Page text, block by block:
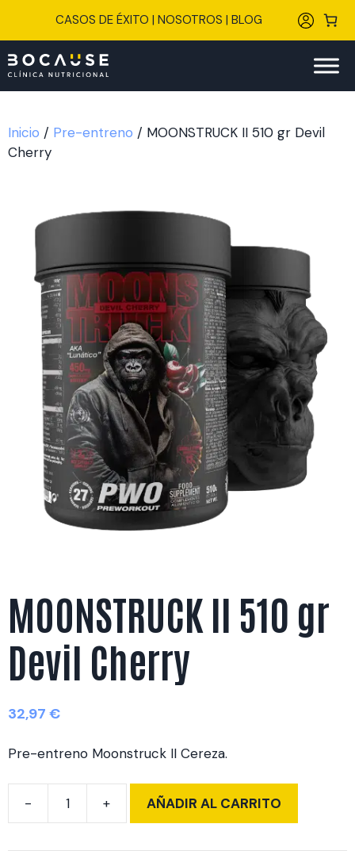
CASOS DE ÉXITO | NOSOTROS | BLOG
Inicio / Pre-entreno / MOONSTRUCK II 510 gr Devil
Cherry
MOONSTRUCK II 510 gr
Devil Cherry
32,97 €
Pre-entreno Moonstruck II Cereza.
MOONSTRUCK
510
AÑADIR AL CARRITO